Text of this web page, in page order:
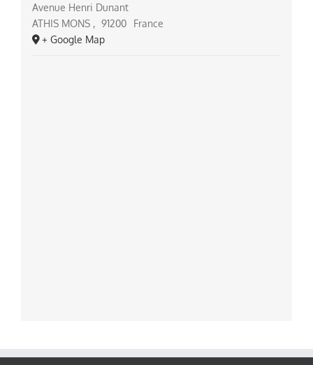
Avenue Henri Dunant
ATHIS MONS , 91200
France
+ Google Map